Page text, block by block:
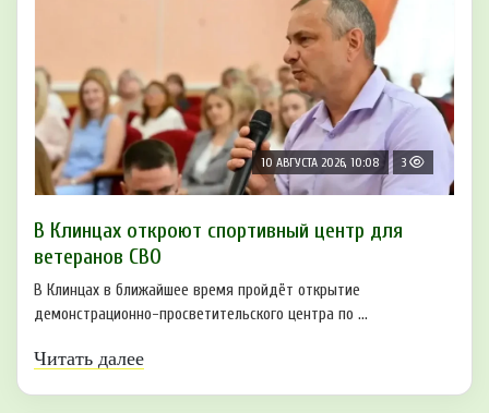
10 АВГУСТА 2026, 10:08 3
В Клинцах откроют спортивный центр для
ветеранов СВО
В Клинцах в ближайшее время пройдёт открытие
демонстрационно-просветительского центра по ...
Читать далее